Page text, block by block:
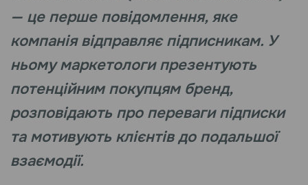
— це перше повідомлення, яке
компанія відправляє підписникам. У
ньому маркетологи презентують
потенційним покупцям бренд,
розповідають про переваги підписки
та мотивують клієнтів до подальшої
взаємодії.